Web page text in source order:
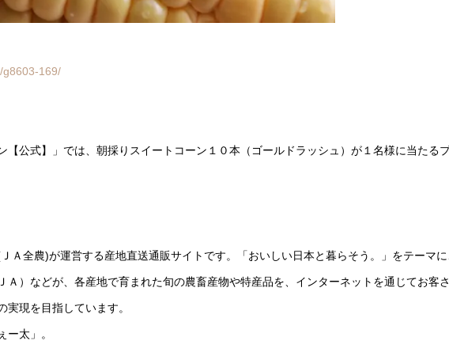
g8603-169/
【公式】」では、朝採りスイートコーン１０本（ゴールドラッシュ）が１名様に当たる
Ａ全農)が運営する産地直送通販サイトです。「おいしい日本と暮らそう。」をテーマに
Ａ）などが、各産地で育まれた旬の農畜産物や特産品を、インターネットを通じてお客
現を目指しています。
ー太」。